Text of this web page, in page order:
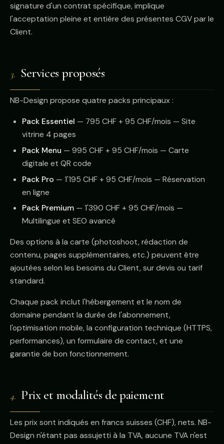
signature d'un contrat spécifique, implique
l'acceptation pleine et entière des présentes CGV par le
Client.
3. Services proposés
NB-Design propose quatre packs principaux :
Pack Essentiel — 795 CHF + 95 CHF/mois — Site
vitrine 4 pages
Pack Menu — 995 CHF + 95 CHF/mois — Carte
digitale et QR code
Pack Pro — 1'195 CHF + 95 CHF/mois — Réservation
en ligne
Pack Premium — 1'390 CHF + 95 CHF/mois —
Multilingue et SEO avancé
Des options à la carte (photoshoot, rédaction de
contenu, pages supplémentaires, etc.) peuvent être
ajoutées selon les besoins du Client, sur devis ou tarif
standard.
Chaque pack inclut l'hébergement et le nom de
domaine pendant la durée de l'abonnement,
l'optimisation mobile, la configuration technique (HTTPS,
performances), un formulaire de contact, et une
garantie de bon fonctionnement.
4. Prix et modalités de paiement
Les prix sont indiqués en francs suisses (CHF), nets. NB-
Design n'étant pas assujetti à la TVA, aucune TVA n'est